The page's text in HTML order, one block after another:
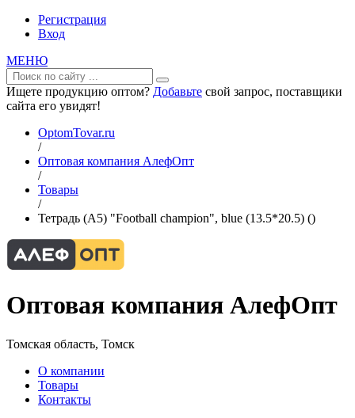
Регистрация
Вход
МЕНЮ
Ищете продукцию оптом? Добавьте свой запрос, поставщики
сайта его увидят!
OptomTovar.ru
/
Оптовая компания АлефОпт
/
Товары
/
Тетрадь (A5) "Football champion", blue (13.5*20.5) ()
Оптовая компания АлефОпт
Томская область, Томск
О компании
Товары
Контакты